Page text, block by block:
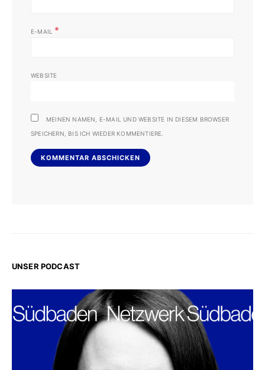
E-MAIL *
WEBSITE
MEINEN NAMEN, E-MAIL UND WEBSITE IN DIESEM BROWSER
SPEICHERN, BIS ICH WIEDER KOMMENTIERE.
UNSER PODCAST